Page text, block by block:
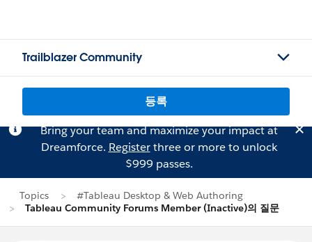
Trailblazer Community
등록
Bring your team and maximize your impact at
Dreamforce. Registerthree or more to unlock
$999 passes.
Topics
#Tableau Desktop & Web Authoring
Tableau Community Forums Member (Inactive)의 질문